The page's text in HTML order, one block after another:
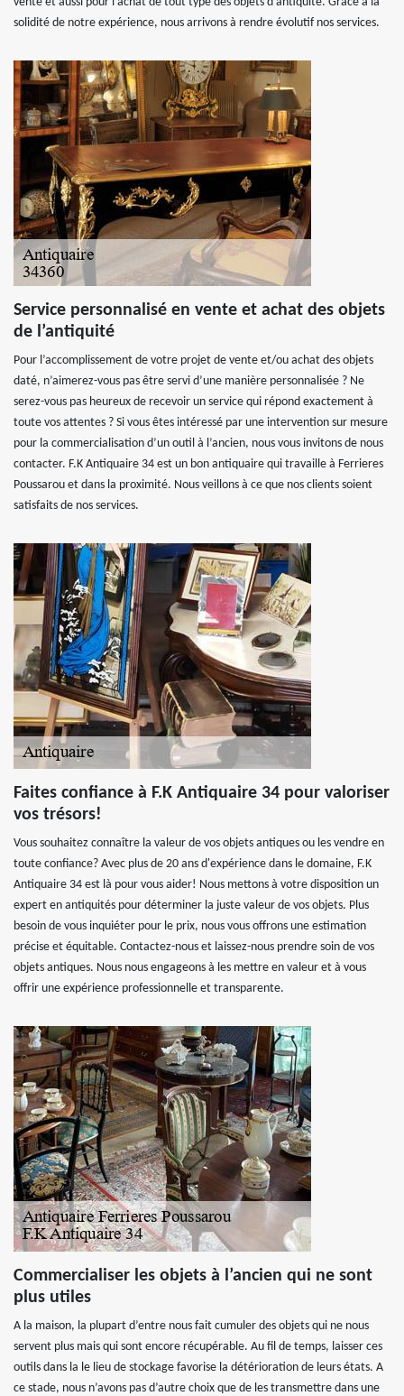
solidité de notre expérience, nous arrivons à rendre évolutif nos services.
Service personnalisé en vente et achat des objets
de l’antiquité
Pour l’accomplissement de votre projet de vente et/ou achat des objets
daté, n’aimerez-vous pas être servi d’une manière personnalisée ? Ne
serez-vous pas heureux de recevoir un service qui répond exactement à
toute vos attentes ? Si vous êtes intéressé par une intervention sur mesure
pour la commercialisation d’un outil à l’ancien, nous vous invitons de nous
contacter. F.K Antiquaire 34 est un bon antiquaire qui travaille à Ferrieres
Poussarou et dans la proximité. Nous veillons à ce que nos clients soient
satisfaits de nos services.
Faites confiance à F.K Antiquaire 34 pour valoriser
vos trésors!
Vous souhaitez connaître la valeur de vos objets antiques ou les vendre en
toute confiance? Avec plus de 20 ans d'expérience dans le domaine, F.K
Antiquaire 34 est là pour vous aider! Nous mettons à votre disposition un
expert en antiquités pour déterminer la juste valeur de vos objets. Plus
besoin de vous inquiéter pour le prix, nous vous offrons une estimation
précise et équitable. Contactez-nous et laissez-nous prendre soin de vos
objets antiques. Nous nous engageons à les mettre en valeur et à vous
offrir une expérience professionnelle et transparente.
Commercialiser les objets à l’ancien qui ne sont
plus utiles
A la maison, la plupart d’entre nous fait cumuler des objets qui ne nous
servent plus mais qui sont encore récupérable. Au fil de temps, laisser ces
outils dans la le lieu de stockage favorise la détérioration de leurs états. A
ce stade, nous n’avons pas d’autre choix que de les transmettre dans une